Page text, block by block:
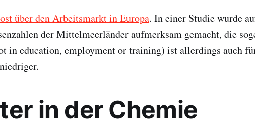
über den Arbeitsmarkt in Europa. In einer Studie wurde
der Mittelmeerländer aufmerksam gemacht, die
in education, employment or training) ist allerdings auch
in der Chemie